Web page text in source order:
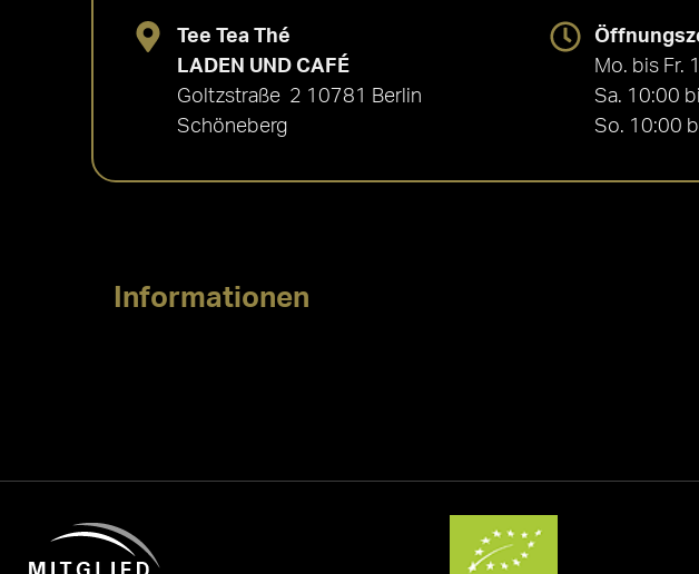
Tee Tea Thé
LADEN UND CAFÉ
Goltzstraße 2 10781 Berlin
Schöneberg
Mo. bis Fr.
Sa. 10:00
So. 10:00
Informationen